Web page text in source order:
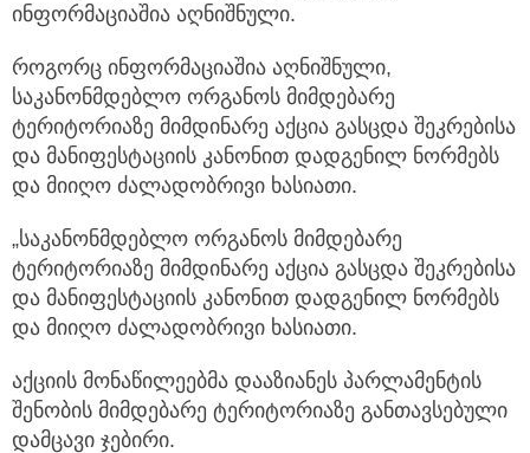
ინფორმაციაშია აღნიშნული.
როგორც ინფორმაციაშია აღნიშნული,
საკანონმდებლო ორგანოს მიმდებარე
ტერიტორიაზე მიმდინარე აქცია გასცდა შეკრებისა
და მანიფესტაციის კანონით დადგენილ ნორმებს
და მიიღო ძალადობრივი ხასიათი.
„საკანონმდებლო ორგანოს მიმდებარე
ტერიტორიაზე მიმდინარე აქცია გასცდა შეკრებისა
და მანიფესტაციის კანონით დადგენილ ნორმებს
და მიიღო ძალადობრივი ხასიათი.
აქციის მონაწილეებმა დააზიანეს პარლამენტის
შენობის მიმდებარე ტერიტორიაზე განთავსებული
დამცავი ჯებირი.